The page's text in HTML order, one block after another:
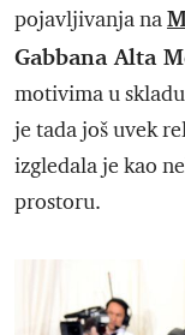
pojavljivanja na
Gabbana Alta
motivima u
je tada još uvek
izgledala je kao
prostoru.